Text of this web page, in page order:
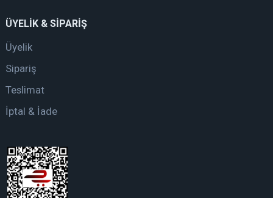
ÜYELİK & SİPARİŞ
Üyelik
Sipariş
Teslimat
İptal & İade